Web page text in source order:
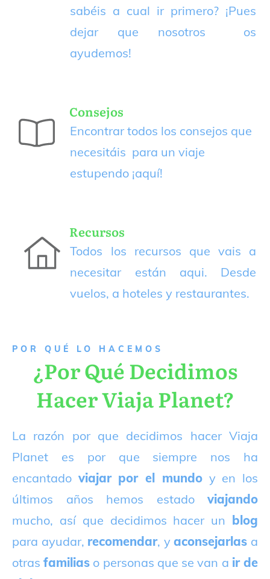
sabéis a cual ir primero? ¡Pues
dejar que nosotros os
ayudemos!
Consejos
Encontrar todos los consejos que
necesitáis para un viaje
estupendo ¡aquí!
Recursos
Todos los recursos que vais a
necesitar están aqui. Desde
vuelos, a hoteles y restaurantes.
P OR QUÉ LO HACEMOS
¿Por Qué Decidimos
Hacer Viaja Planet?
La razón por que decidimos hacer Viaja
Planet es por que siempre nos ha
encantado viajar por el mundoy en los
últimos años hemos estado viajando
mucho, así que decidimos hacer un blog
para ayudar, recomendar, yaconsejarlas a
otrasfamilias o personas que se van a ir de